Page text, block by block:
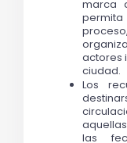
marca
actores
ciudad.
Los
las